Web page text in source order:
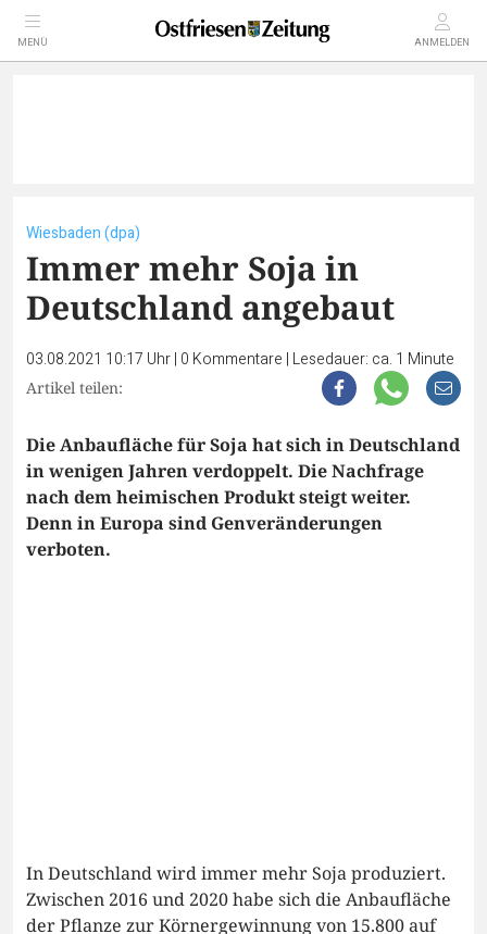
MENÜ ANMELDEN
Wiesbaden (dpa)
Immer mehr Soja in
Deutschland angebaut
03.08.2021 10:17 Uhr| 0 Kommentare | Lesedauer: ca. 1 Minute
Artikel teilen:
Die Anbaufläche für Soja hat sich in Deutschland
in wenigen Jahren verdoppelt. Die Nachfrage
nach dem heimischen Produkt steigt weiter.
Denn in Europa sind Genveränderungen
verboten.
In Deutschland wird immer mehr Soja produziert.
Zwischen 2016 und 2020 habe sich die Anbaufläche
der Pflanze zur Körnergewinnung von 15.800 auf